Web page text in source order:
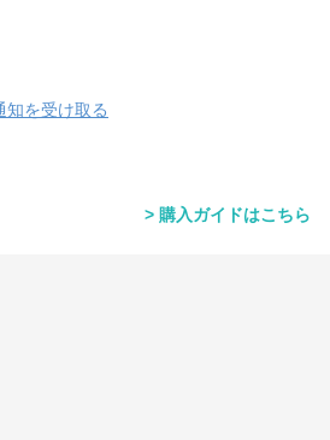
知を受け取る
購入ガイドはこちら